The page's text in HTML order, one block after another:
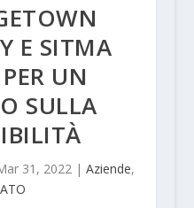
E SITMA
UN
SULLA
31, 2022| Aziende,